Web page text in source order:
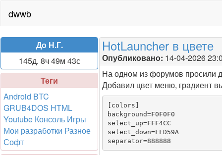
dwwb
До Н.Г.
145д. 8ч 49м 42с
Теги
Android BTC
GRUB4DOS HTML
Youtube Консоль Игры
Мои разработки Разное
Софт
HotLauncher в цвете
Опубликовано: 14-04-2026
На одном из форумов просили
Добавил цвет меню, градиент
[colors]
background=F0F0F0
select_up=FFF4CC
select_down=FFD59A
separator=888888